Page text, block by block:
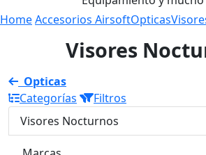
HomeAccesorios AirsoftOpticas
Visores
Opticas
Categorías
Filtros
Visores Nocturnos